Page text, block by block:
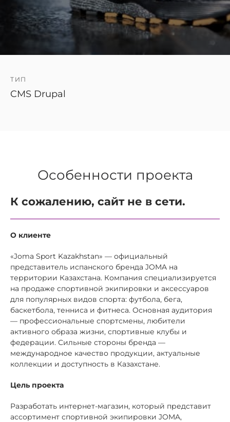
ТИП
CMS Drupal
Особенности проекта
К сожалению, сайт не в сети.
О клиенте
«Joma Sport Kazakhstan» — официальный
представитель испанского бренда JOMA на
территории Казахстана. Компания специализируется
на продаже спортивной экипировки и аксессуаров
для популярных видов спорта: футбола, бега,
баскетбола, тенниса и фитнеса. Основная аудитория
— профессиональные спортсмены, любители
активного образа жизни, спортивные клубы и
федерации. Сильные стороны бренда —
международное качество продукции, актуальные
коллекции и доступность в Казахстане.
Цель проекта
Разработать интернет-магазин, который представит
ассортимент спортивной экипировки JOMA,